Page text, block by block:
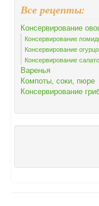
Все рецепты:
Консервирование
Консервирование
Консервирование
Консервирование
Варенья
Компоты, соки, пюре
Консервирование